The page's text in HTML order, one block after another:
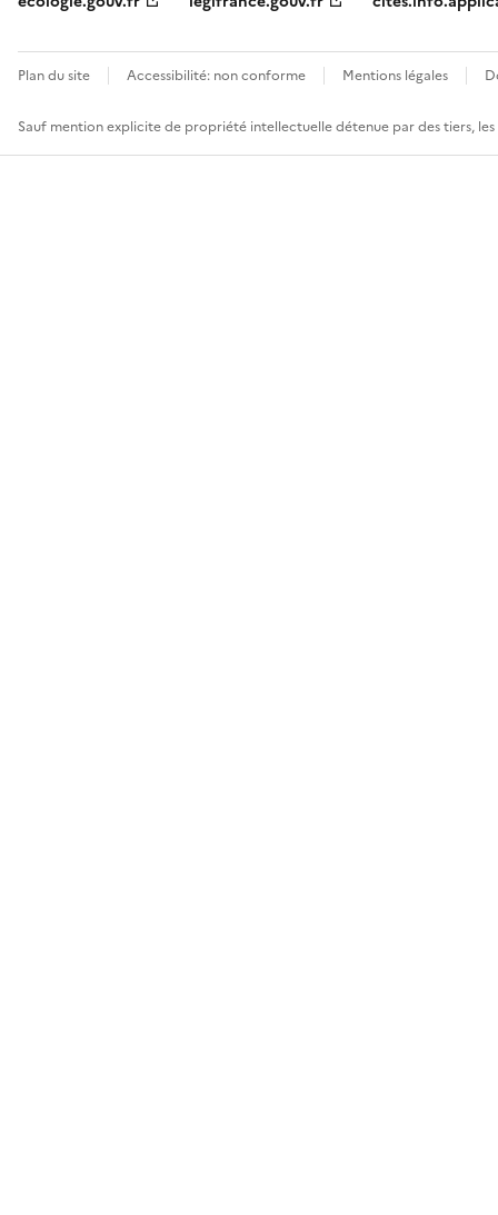
Plan du site Accessibilité: non conforme Mentions légales
Sauf mention explicite de propriété intellectuelle détenue par des tiers,